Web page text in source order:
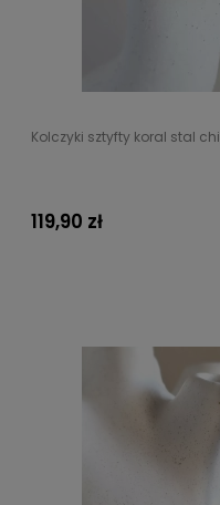
Kolczyki sztyfty koral stal
119,90 zł